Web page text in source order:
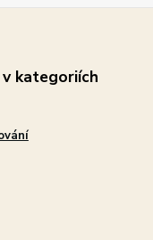
kategoriích